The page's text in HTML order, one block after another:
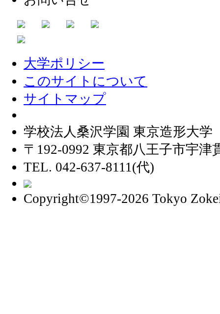
大学ポリシー
このサイトについて
サイトマップ
学校法人桑沢学園 東京造形大学
〒192-0992 東京都八王子市宇津
TEL. 042-637-8111(代)
Copyright©1997-2026 Tokyo